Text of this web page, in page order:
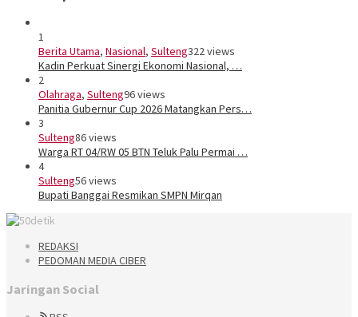
1
Berita Utama, Nasional, Sulteng322 views
Kadin Perkuat Sinergi Ekonomi Nasional, …
2
Olahraga, Sulteng96 views
Panitia Gubernur Cup 2026 Matangkan Pers…
3
Sulteng86 views
Warga RT 04/RW 05 BTN Teluk Palu Permai …
4
Sulteng56 views
Bupati Banggai Resmikan SMPN Mirqan
REDAKSI
PEDOMAN MEDIA CIBER
Jaringan Social